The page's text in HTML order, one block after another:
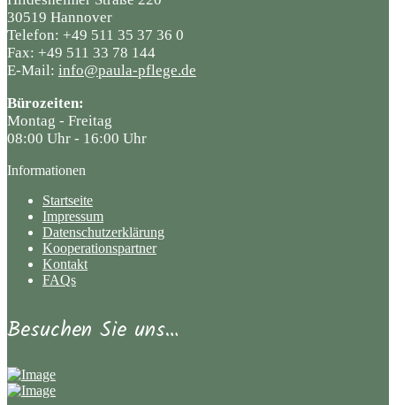
30519 Hannover
Telefon: +49 511 35 37 36 0
Fax: +49 511 33 78 144
E-Mail: info@paula-pflege.de
Bürozeiten:
Montag - Freitag
08:00 Uhr - 16:00 Uhr
Informationen
Startseite
Impressum
Datenschutzerklärung
Kooperationspartner
Kontakt
FAQs
Besuchen Sie uns…